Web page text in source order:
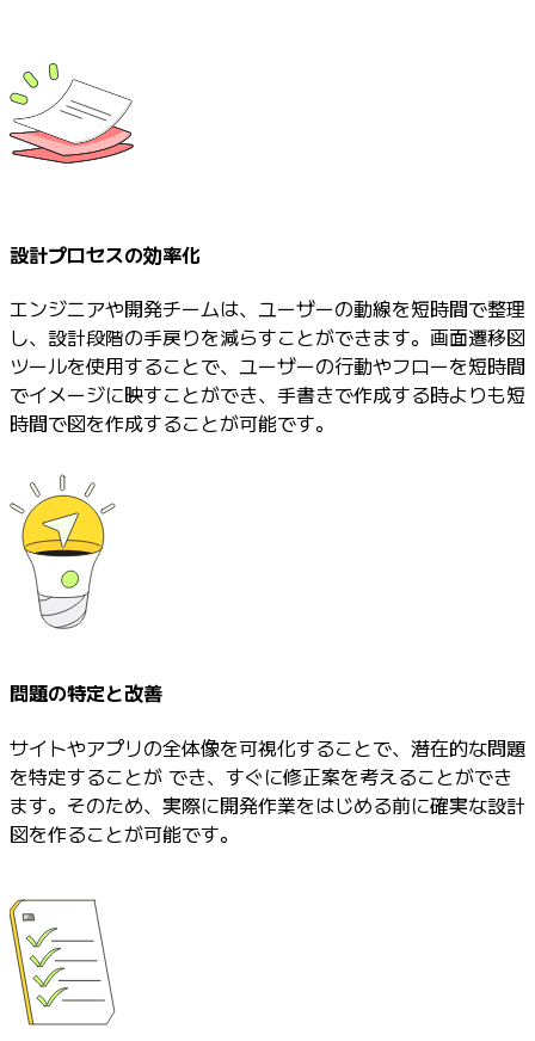
設計プロセスの効率化
エンジニアや開発チームは、ユーザーの動線を短時間で整理
し、設計段階の手戻りを減らすことができます。画面遷移図
ツールを使用することで、ユーザーの行動やフローを短時間
でイメージに映すことができ、手書きで作成する時よりも短
時間で図を作成することが可能です。
問題の特定と改善
サイトやアプリの全体像を可視化することで、潜在的な問題
を特定することが でき、すぐに修正案を考えることができ
ます。そのため、実際に開発作業をはじめる前に確実な設計
図を作ることが可能です。